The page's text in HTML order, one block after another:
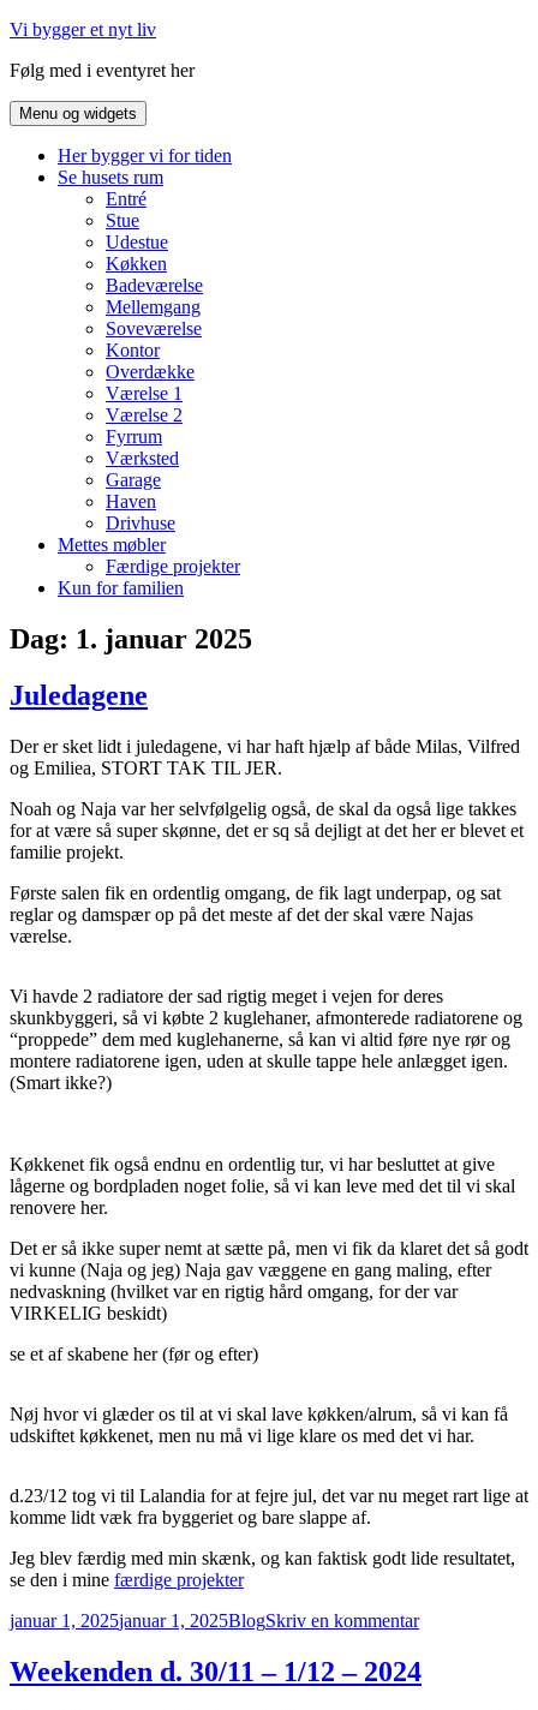
Hop
indhold
Vi bygger et nyt liv
Følg med i eventyret her
Menu og widgets
Her bygger vi for tiden
Se husets rum
Entré
Stue
Udestue
Køkken
Badeværelse
Mellemgang
Soveværelse
Kontor
Overdække
Værelse 1
Værelse 2
Fyrrum
Værksted
Garage
Haven
Drivhuse
Mettes møbler
Færdige projekter
Kun for familien
Dag: 1. januar 2025
Juledagene
Der er sket lidt i juledagene, vi har haft hjælp af både Milas, Vilfred
og Emiliea, STORT TAK TIL JER.
Noah og Naja var her selvfølgelig også, de skal da også lige takkes
for at være så super skønne, det er sq så dejligt at det her er blevet et
familie projekt.
Første salen fik en ordentlig omgang, de fik lagt underpap, og sat
reglar og damspær op på det meste af det der skal være Najas
værelse.
Vi havde 2 radiatore der sad rigtig meget i vejen for deres
skunkbyggeri, så vi købte 2 kuglehaner, afmonterede radiatorene og
“proppede” dem med kuglehanerne, så kan vi altid føre nye rør og
montere radiatorene igen, uden at skulle tappe hele anlægget igen.
(Smart ikke?)
Køkkenet fik også endnu en ordentlig tur, vi har besluttet at give
lågerne og bordpladen noget folie, så vi kan leve med det til vi skal
renovere her.
Det er så ikke super nemt at sætte på, men vi fik da klaret det så godt
vi kunne (Naja og jeg) Naja gav væggene en gang maling, efter
nedvaskning (hvilket var en rigtig hård omgang, for der var
VIRKELIG beskidt)
se et af skabene her (før og efter)
Nøj hvor vi glæder os til at vi skal lave køkken/alrum, så vi kan få
udskiftet køkkenet, men nu må vi lige klare os med det vi har.
d.23/12 tog vi til Lalandia for at fejre jul, det var nu meget rart lige at
komme lidt væk fra byggeriet og bare slappe af.
Jeg blev færdig med min skænk, og kan faktisk godt lide resultatet,
se den i mine færdige projekter
Udgivet
januar 1, 2025januar 1, 2025Kategorier
BlogSkriv en kommentartil
Weekenden d. 30/11 – 1/12 – 2024